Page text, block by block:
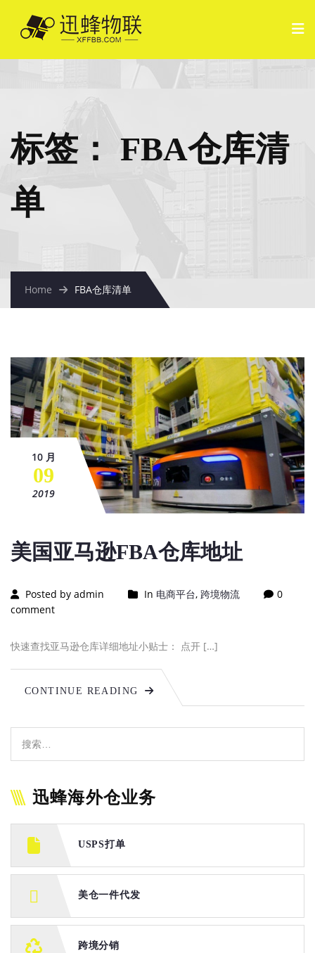
标签： FBA仓库清
单
Home FBA仓库清单
10 月
09
2019
美国亚马逊FBA仓库地址
Posted by admin In 电商平台, 跨境物流
0
comment
快速查找亚马逊仓库详细地址小贴士： 点开 […]
CONTINUE READING
迅蜂海外仓业务
USPS打单
美仓一件代发
跨境分销